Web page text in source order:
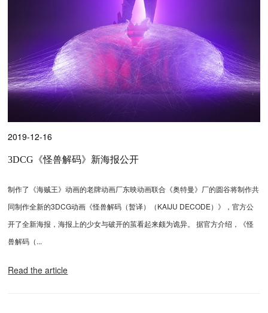
2019-12-16
3DCG《怪兽解码》新海报公开
制作了《海贼王》动画的老牌动画厂东映动画联合《奥特曼》厂的圆谷将制作共
同制作全新的3DCG动画《怪兽解码（暂译）（KAIJU DECODE）》，官方公
开了全新海报，海报上的少女与破开的茧看起来颇为诡异。 据官方介绍，《怪
兽解码（...
Read the article